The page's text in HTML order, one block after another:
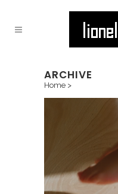
ARCHIVE
Home >